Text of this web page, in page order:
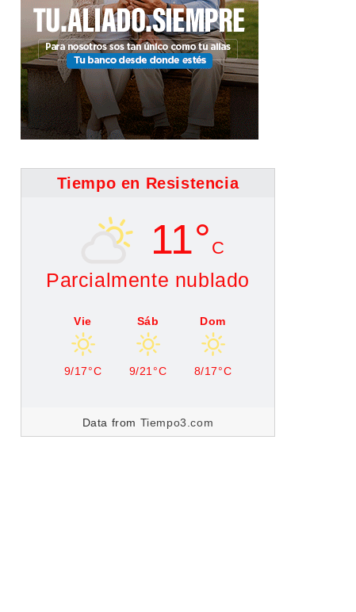
Tiempo en Resistencia
11° C
Parcialmente nublado
Vie
9/17°C
Sáb
9/21°C
Dom
8/17°C
Data from Tiempo3.com